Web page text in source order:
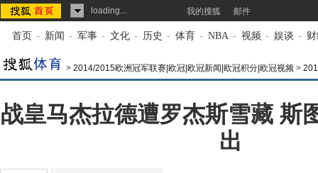
loading... 我的搜狐 邮件
首页 - 新闻 - 军事 - 文化 - 历史 - 体育 - NBA - 视频 - 娱谈 -
> 2014/2015欧洲冠军联赛|欧冠|欧冠新闻|欧冠积分|欧冠视频 >
战皇马杰拉德遭罗杰斯雪藏 斯
出